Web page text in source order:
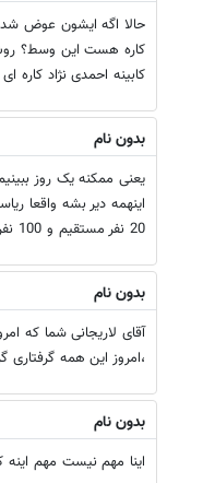
حالا اگه ایشون عوض
کاره هست این وسط؟ روش
کابینه احمدی نژاد کاره
بدون نام
یعنی ممکنه یک روز
20 نفر مستقیم و 100 نفر غیر مستقیم ازش بهره میبردند تعطیل شده این یک واقعیته نه آماره نه حرف
بدون نام
آقای لاریجانی شما که
،امروز این همه
بدون نام
اینا مهم نیست مهم